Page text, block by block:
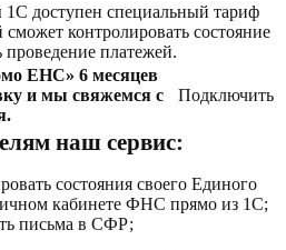
доступен специальный тариф
контролировать состояние
проведение платежей.
ЕНС» 6 месяцев
и мы свяжемся с
Подключить
наш сервис:
состояния своего Единого
кабинете ФНС прямо из 1С;
письма в СФР;